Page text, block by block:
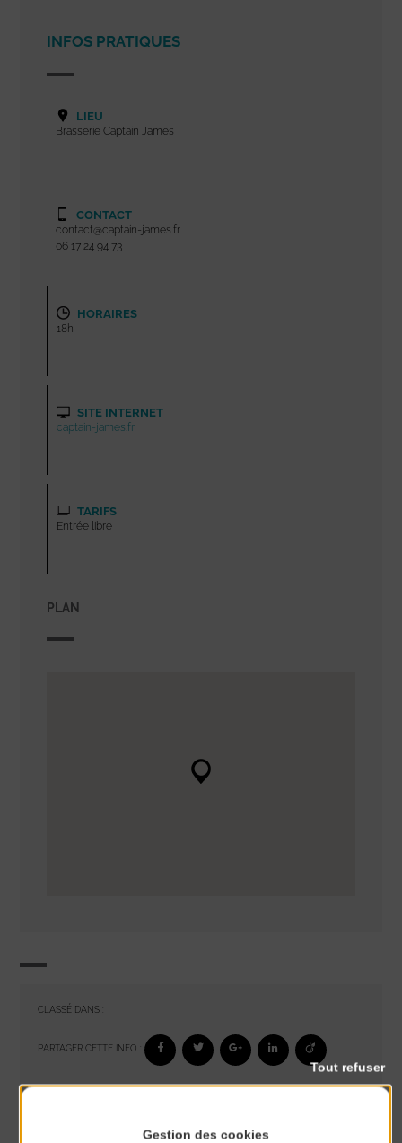
INFOS PRATIQUES
LIEU
Brasserie Captain James
CONTACT
contact@captain-james.fr
06 17 24 94 73
HORAIRES
18h
SITE INTERNET
captain-james.fr
TARIFS
Entrée libre
PLAN
CLASSÉ DANS :
PARTAGER CETTE INFO :
Gestion des cookies
Tout refuser